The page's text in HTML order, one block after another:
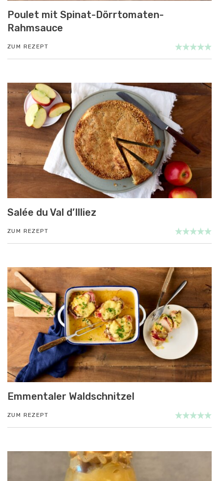
Poulet mit Spinat-Dörrtomaten-
Rahmsauce
ZUM REZEPT
Salée du Val d’Illiez
ZUM REZEPT
Emmentaler Waldschnitzel
ZUM REZEPT